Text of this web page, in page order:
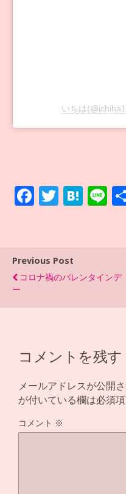
いちは
F
b
o
k
T
er
H
n
a
Li
Previous Post
コロナ禍のバレンタインデ
ー
コメントを残す
メールアドレスが公開
が付いている欄は必須
コメント ※